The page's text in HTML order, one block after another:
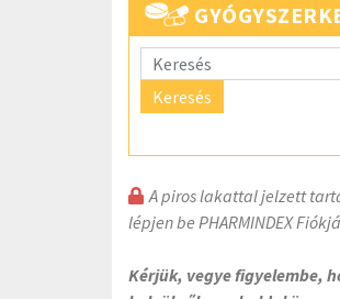
Keresés
A piros lakattal jelzett
lépjen be PHARMINDEX
Kérjük, vegye figyelembe,